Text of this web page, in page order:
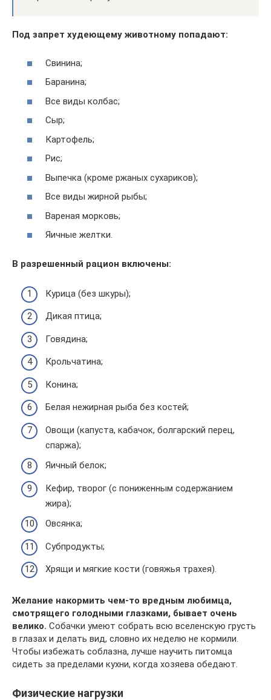
Под запрет худеющему животному попадают:
Свинина;
Баранина;
Все виды колбас;
Сыр;
Картофель;
Рис;
Выпечка (кроме ржаных сухариков);
Все виды жирной рыбы;
Вареная морковь;
Яичные желтки.
В разрешенный рацион включены:
Курица (без шкуры);
Дикая птица;
Говядина;
Крольчатина;
Конина;
Белая нежирная рыба без костей;
Овощи (капуста, кабачок, болгарский перец,
спаржа);
Яичный белок;
Кефир, творог (с пониженным содержанием
жира);
Овсянка;
Субпродукты;
Хрящи и мягкие кости (говяжья трахея).
Желание накормить чем-то вредным любимца,
смотрящего голодными глазками, бывает очень
велико. Собачки умеют собрать всю вселенскую грусть
в глазах и делать вид, словно их неделю не кормили.
Чтобы избежать соблазна, лучше научить питомца
сидеть за пределами кухни, когда хозяева обедают.
Физические нагрузки